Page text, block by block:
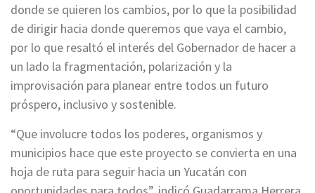
donde se quieren los cambios, por lo que la posibilidad
de dirigir hacia donde queremos que vaya el cambio,
por lo que resaltó el interés del Gobernador de hacer a
un lado la fragmentación, polarización y la
improvisación para planear entre todos un futuro
próspero, inclusivo y sostenible.
“Que involucre todos los poderes, organismos y
municipios hace que este proyecto se convierta en una
hoja de ruta para seguir hacia un Yucatán con